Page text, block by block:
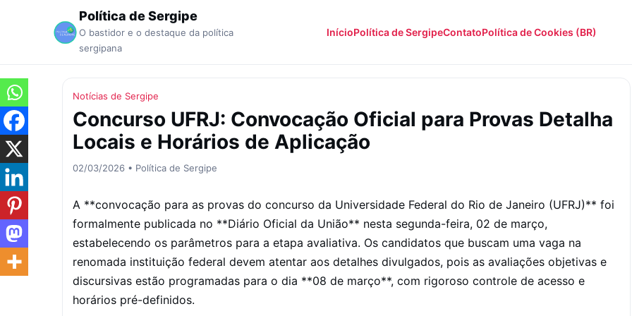
Política de Sergipe
O bastidor e o destaque da política
sergipana
InícioPolítica de SergipeContatoPolítica de Cookies (BR)
Notícias de Sergipe
Concurso UFRJ: Convocação Oficial para Provas Detalha
Locais e Horários de Aplicação
02/03/2026 • Política de Sergipe
A **convocação para as provas do concurso da Universidade Federal do Rio de Janeiro (UFRJ)** foi
formalmente publicada no **Diário Oficial da União** nesta segunda-feira, 02 de março,
estabelecendo os parâmetros para a etapa avaliativa. Os candidatos que buscam uma vaga na
renomada instituição federal devem atentar aos detalhes divulgados, pois as avaliações objetivas e
discursivas estão programadas para o dia **08 de março**, com rigoroso controle de acesso e
horários pré-definidos.